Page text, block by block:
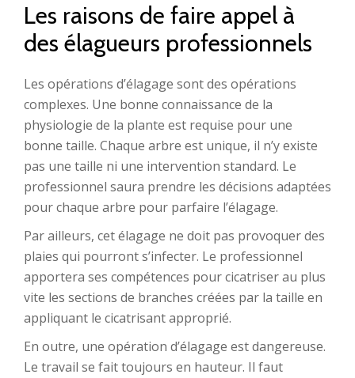
Les raisons de faire appel à
des élagueurs professionnels
Les opérations d’élagage sont des opérations
complexes. Une bonne connaissance de la
physiologie de la plante est requise pour une
bonne taille. Chaque arbre est unique, il n’y existe
pas une taille ni une intervention standard. Le
professionnel saura prendre les décisions adaptées
pour chaque arbre pour parfaire l’élagage.
Par ailleurs, cet élagage ne doit pas provoquer des
plaies qui pourront s’infecter. Le professionnel
apportera ses compétences pour cicatriser au plus
vite les sections de branches créées par la taille en
appliquant le cicatrisant approprié.
En outre, une opération d’élagage est dangereuse.
Le travail se fait toujours en hauteur. Il faut